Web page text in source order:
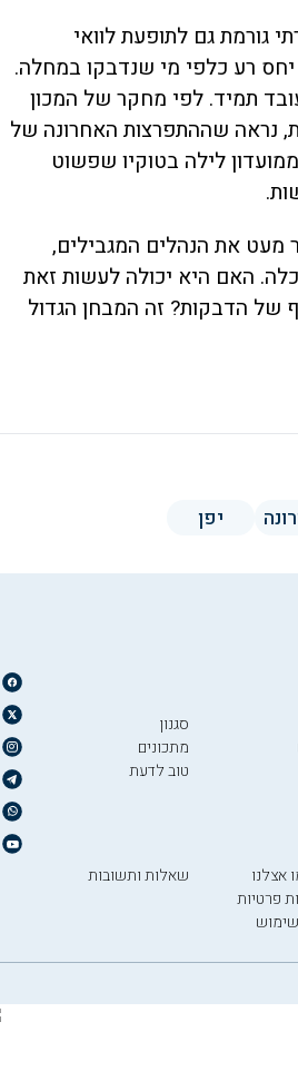
גורמת גם לתופעת לוואי
יחס רע כלפי מי שנדבקו במחלה.
תמיד. לפי מחקר של המכון
נראה שההתפרצות האחרונה של
לילה בטוקיו שפשוט
מעט את הנהלים המגבילים,
האם היא יכולה לעשות זאת
של הדבקות? זה המבחן הגדול
יפן
סגנון
מתכונים
טוב לדעת
אצלנו
פרטיות
שאלות ותשובות